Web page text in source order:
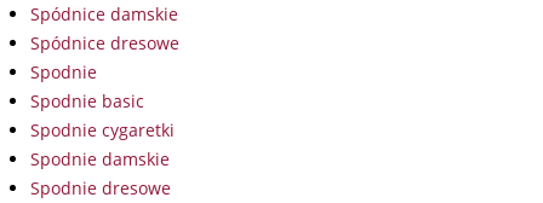
Spódnice damskie
Spódnice dresowe
Spodnie
Spodnie basic
Spodnie cygaretki
Spodnie damskie
Spodnie dresowe